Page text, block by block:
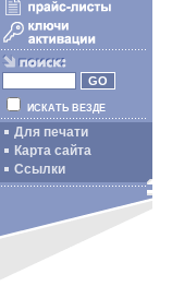
ИСКАТЬ ВЕЗДЕ
Для печати
Карта сайта
Ссылки